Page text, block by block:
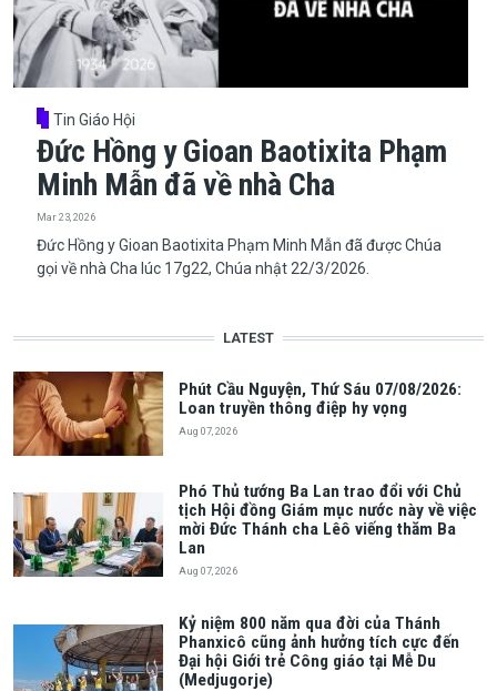
Tin Giáo Hội
Đức Hồng y Gioan Baotixita Phạm
Minh Mẫn đã về nhà Cha
Mar 23, 2026
Đức Hồng y Gioan Baotixita Phạm Minh Mẫn đã được Chúa
gọi về nhà Cha lúc 17g22, Chúa nhật 22/3/2026.
LATEST
Phút Cầu Nguyện, Thứ Sáu 07/08/2026:
Loan truyền thông điệp hy vọng
Aug 07, 2026
Phó Thủ tướng Ba Lan trao đổi với Chủ
tịch Hội đồng Giám mục nước này về việc
mời Đức Thánh cha Lêô viếng thăm Ba
Lan
Aug 07, 2026
Kỷ niệm 800 năm qua đời của Thánh
Phanxicô cũng ảnh hưởng tích cực đến
Đại hội Giới trẻ Công giáo tại Mễ Du
(Medjugorje)